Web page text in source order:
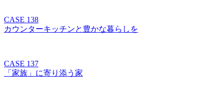
CASE 138
カウンターキッチンと豊かな暮らしを
CASE 137
「家族」に寄り添う家